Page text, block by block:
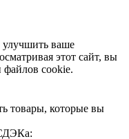
ваше
этот сайт, вы
файлов cookie.
товары, которые вы